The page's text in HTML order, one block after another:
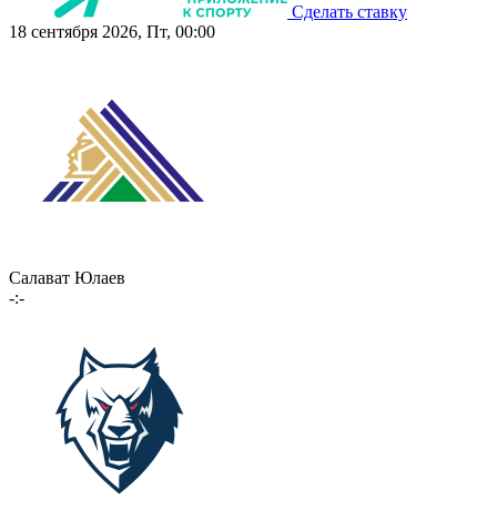
Сделать ставку
18 сентября 2026, Пт, 00:00
Салават Юлаев
-:-